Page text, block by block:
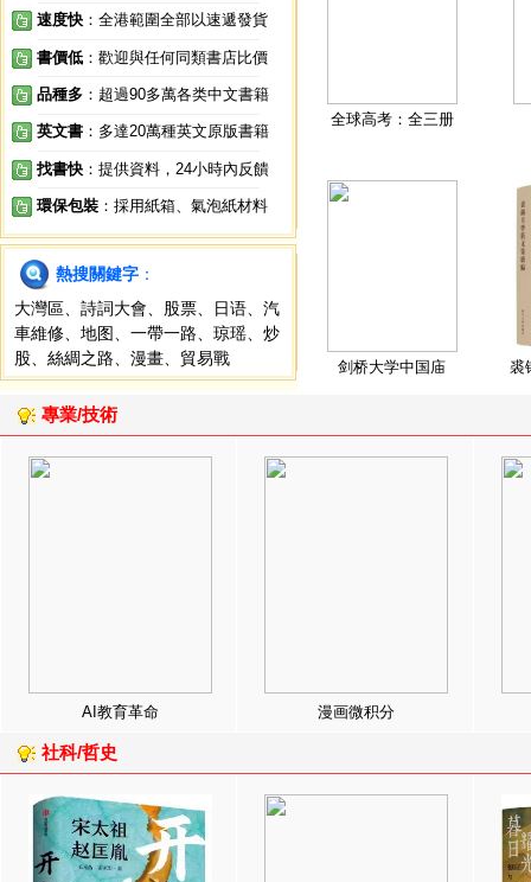
速度快 ：全港範圍全部以速遞發貨
書價低 ：歡迎與任何同類書店比價
品種多 ：超過90多萬各类中文書籍
英文書 ：多達20萬種英文原版書籍
找書快 ：提供資料，24小時內反饋
環保包裝 ：採用紙箱、氣泡紙材料
熱搜關鍵字 ：
大灣區
詩詞大會 股票 日语
汽
車維修
地图 一帶一路 琼瑶
炒
股
絲綢之路 漫畫 貿易戰
全球高考：全三册
剑桥大学中国庙 裘
專業/技術
AI教育革命 漫画微积分
社科/哲史